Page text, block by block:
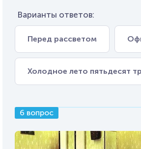
Варианты ответов:
Перед рассветом
Холодное лето пятьдесят
6 вопрос